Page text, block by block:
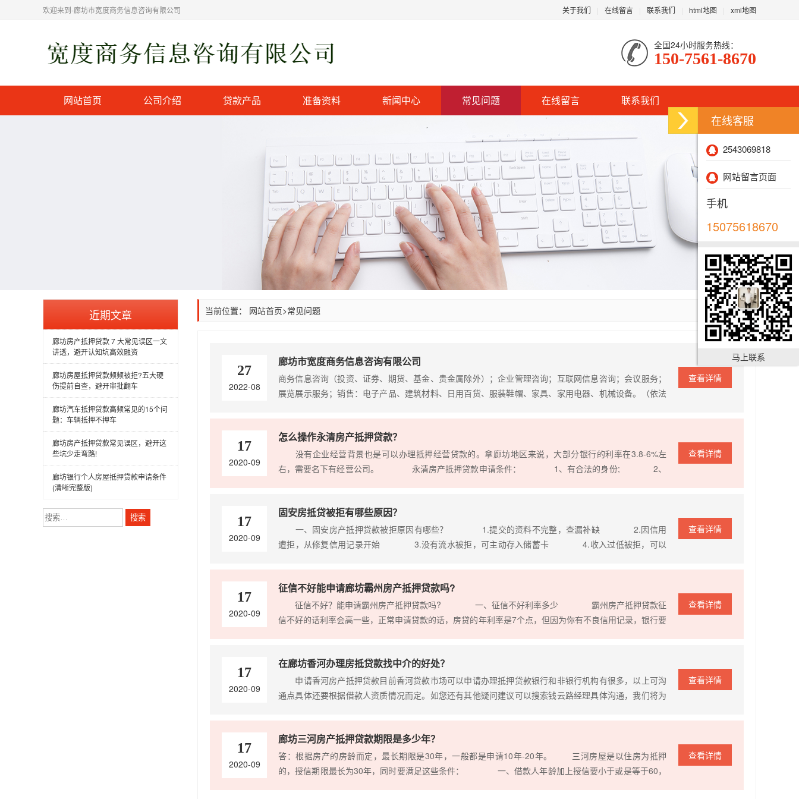
关于我们 在线留言 联系我们 html地图 xml地图
欢迎来到-廊坊市宽度商务信息咨询有限公司
全国24小时服务热线：
150-7561-8670
网站首页 公司介绍 贷款产品 准备资料 新闻中心 常见问题 在线留言 联系我们
近期文章
廊坊房产抵押贷款 7 大常见误区一文
讲透，避开认知坑高效融资
廊坊房屋抵押贷款频频被拒?五大硬
伤提前自查，避开审批翻车
廊坊汽车抵押贷款高频常见的15个问
题：车辆抵押不押车
廊坊房产抵押贷款常见误区，避开这
些坑少走弯路!
廊坊银行个人房屋抵押贷款申请条件
(清晰完整版)
搜
索：
当前位置： 网站首页>常见问题
查看详情
27
2022-08
廊坊市宽度商务信息咨询有限公司
商务信息咨询（投资、证券、期货、基金、贵金属除外）；企业管理咨询；互联网信息咨询；会议服务；
展览展示服务；销售：电子产品、建筑材料、日用百货、服装鞋帽、家具、家用电器、机械设备。（依法
查看详情
17
2020-09
怎么操作永清房产抵押贷款？
没有企业经营背景也是可以办理抵押经营贷款的。拿廊坊地区来说，大部分银行的利率在3.8-6%左
右，需要名下有经营公司。 永清房产抵押贷款申请条件： 1、有合法的身份; 2、
上市交易； …
查看详情
17
2020-09
固安房抵贷被拒有哪些原因？
一、固安房产抵押贷款被拒原因有哪些？ 1.提交的资料不完整，查漏补缺 2.因信用
遭拒，从修复信用记录开始 3.没有流水被拒，可主动存入储蓄卡 4.收入过低被拒，可以
上也有所不同，这样尝试…
查看详情
17
2020-09
征信不好能申请廊坊霸州房产抵押贷款吗?
征信不好？能申请霸州房产抵押贷款吗? 一、征信不好利率多少 霸州房产抵押贷款征
信不好的话利率会高一些，正常申请贷款的话，房贷的年利率是7个点，但因为你有不良信用记录，银行要
的影响，银行只能够批给你…
查看详情
17
2020-09
在廊坊香河办理房抵贷款找中介的好处？
申请香河房产抵押贷款目前香河贷款市场可以申请办理抵押贷款银行和非银行机构有很多，以上可沟
通点具体还要根据借款人资质情况而定。如您还有其他疑问建议可以搜索钱云路经理具体沟通，我们将为
人，并不了解市场上有哪些贷款机…
查看详情
17
2020-09
廊坊三河房产抵押贷款期限是多少年？
答：根据房产的房龄而定，最长期限是30年，一般都是申请10年-20年。 三河房屋是以住房为抵押
的，授信期限最长为30年，同时要满足这些条件： 一、借款人年龄加上授信要小于或是等于60，
在线客服
2543069818
网站留言页面
手机
15075618670
马上联系